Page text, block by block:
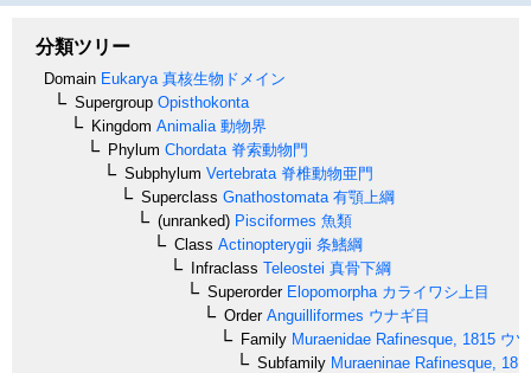
分類ツリー
Domain Eukarya 真核生物ドメイン
Supergroup Opisthokonta
Kingdom Animalia 動物界
Phylum Chordata 脊索動物門
Subphylum Vertebrata 脊椎動物亜門
Superclass Gnathostomata 有顎上綱
(unranked) Pisciformes 魚類
Class Actinopterygii 条鰭綱
Infraclass Teleostei 真骨下綱
SuperorderElopomorpha カライワシ上目
OrderAnguilliformes ウナギ目
Family Muraenidae Rafinesque, 1815 ウ
Subfamily Muraeninae Rafinesque,